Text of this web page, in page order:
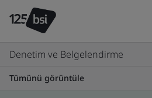
Denetim ve Belgelendirme
Tümünü görüntüle